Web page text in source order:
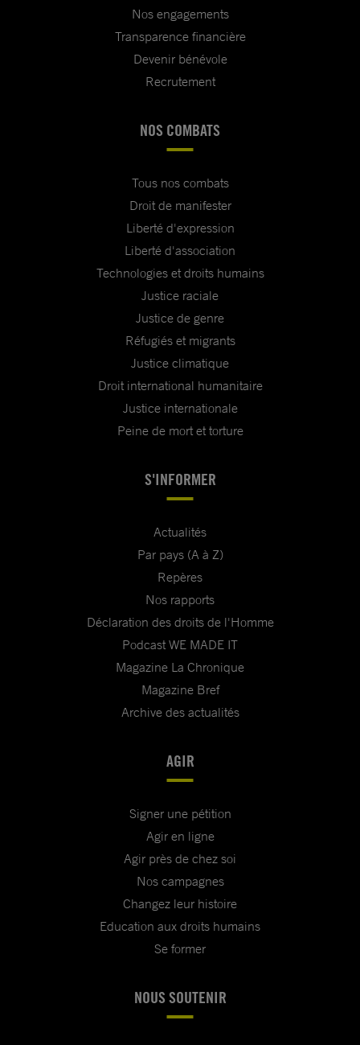
Nos engagements
Transparence financière
Devenir bénévole
Recrutement
NOS COMBATS
Tous nos combats
Droit de manifester
Liberté d'expression
Liberté d'association
Technologies et droits humains
Justice raciale
Justice de genre
Réfugiés et migrants
Justice climatique
Droit international humanitaire
Justice internationale
Peine de mort et torture
S'INFORMER
Actualités
Par pays (A à Z)
Repères
Nos rapports
Déclaration des droits de l'Homme
Podcast WE MADE IT
Magazine La Chronique
Magazine Bref
Archive des actualités
AGIR
Signer une pétition
Agir en ligne
Agir près de chez soi
Nos campagnes
Changez leur histoire
Education aux droits humains
Se former
NOUS SOUTENIR